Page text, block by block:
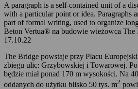
A paragraph is a self-contained unit of a
with a particular point or idea. Paragraphs
part of formal writing, used to organize
Beton Vertua® na budowie wieżowca The
17.10.22
The Bridge powstaje przy Placu
zbiegu ulic: Grzybowskiej i Towarowej.
będzie miał ponad 170 m wysokości. Na
oddanych do użytku blisko 50 tys. m2